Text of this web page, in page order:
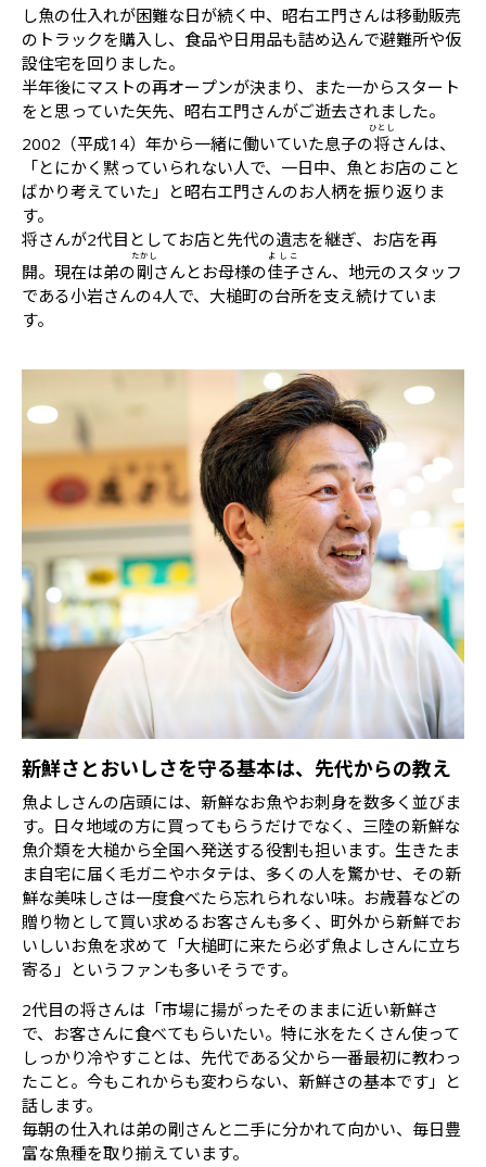
し魚の仕入れが困難な日が続く中、昭右エ門さんは移動販売
のトラックを購入し、食品や日用品も詰め込んで避難所や仮
設住宅を回りました。
半年後にマストの再オープンが決まり、また一からスタート
をと思っていた矢先、昭右エ門さんがご逝去されました。
2002（平成14）年から一緒に働いていた息子の将
ひとし
さんは、
「とにかく黙っていられない人で、一日中、魚とお店のこと
ばかり考えていた」と昭右エ門さんのお人柄を振り返りま
す。
将さんが2代目としてお店と先代の遺志を継ぎ、お店を再
開。現在は弟の剛
たかし
さんとお母様の佳子
よしこ
さん、地元のスタッフ
である小岩さんの4人で、大槌町の台所を支え続けていま
す。
新鮮さとおいしさを守る基本は、先代からの教え
魚よしさんの店頭には、新鮮なお魚やお刺身を数多く並びま
す。日々地域の方に買ってもらうだけでなく、三陸の新鮮な
魚介類を大槌から全国へ発送する役割も担います。生きたま
ま自宅に届く毛ガニやホタテは、多くの人を驚かせ、その新
鮮な美味しさは一度食べたら忘れられない味。お歳暮などの
贈り物として買い求めるお客さんも多く、町外から新鮮でお
いしいお魚を求めて「大槌町に来たら必ず魚よしさんに立ち
寄る」というファンも多いそうです。
2代目の将さんは「市場に揚がったそのままに近い新鮮さ
で、お客さんに食べてもらいたい。特に氷をたくさん使って
しっかり冷やすことは、先代である父から一番最初に教わっ
たこと。今もこれからも変わらない、新鮮さの基本です」と
話します。
毎朝の仕入れは弟の剛さんと二手に分かれて向かい、毎日豊
富な魚種を取り揃えています。